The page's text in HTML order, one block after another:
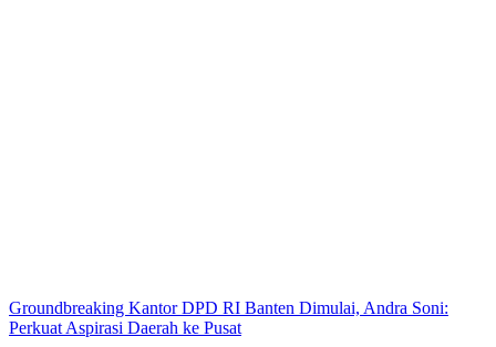
Groundbreaking Kantor DPD RI Banten Dimulai, Andra Soni:
Perkuat Aspirasi Daerah ke Pusat